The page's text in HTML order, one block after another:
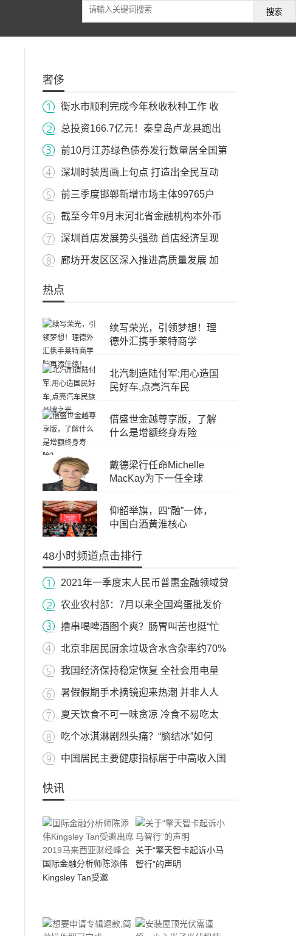
搜索
奢侈
衡水市顺利完成今年秋收秋种工作 收
总投资166.7亿元！秦皇岛卢龙县跑出
前10月江苏绿色债券发行数量居全国第
深圳时装周画上句点 打造出全民互动
前三季度邯郸新增市场主体99765户
截至今年9月末河北省金融机构本外币
深圳首店发展势头强劲 首店经济呈现
廊坊开发区区深入推进高质量发展 加
热点
续写荣光，引领梦想！理
德外汇携手莱特商学
北汽制造陆付军:用心造国
民好车,点亮汽车民
借盛世金越尊享版，了解
什么是增额终身寿险
戴德梁行任命Michelle
MacKay为下一任全球
仰韶举旗，四“融”一体，
中国白酒黄淮核心
48小时频道点击排行
2021年一季度末人民币普惠金融领域贷
农业农村部：7月以来全国鸡蛋批发价
撸串喝啤酒图个爽？肠胃叫苦也挺“忙
北京非居民厨余垃圾含水含杂率约70%
我国经济保持稳定恢复 全社会用电量
暑假假期手术摘镜迎来热潮 并非人人
夏天饮食不可一味贪凉 冷食不易吃太
吃个冰淇淋剧烈头痛？“脑结冰”如何
中国居民主要健康指标居于中高收入国
快讯
国际金融分析师陈添伟
Kingsley Tan受邀
关于“擎天智卡起诉小马
智行”的声明